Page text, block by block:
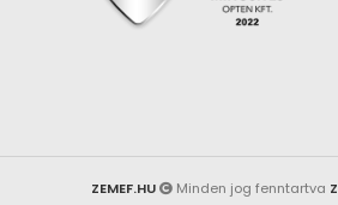
ZEMEF.HU Minden jog fenntartva